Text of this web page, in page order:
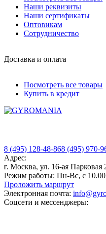
Наши реквизиты
Наши сертификаты
Оптовикам
Сотрудничество
Доставка и оплата
Посмотреть все товары
Купить в кредит
8 (495) 128-48-868 (495) 970-
Адрес:
г. Москва, ул. 16-ая Парковая
Режим работы: Пн-Вс, с
Проложить маршрут
Электронная почта:
Соцсети и мессенджеры: